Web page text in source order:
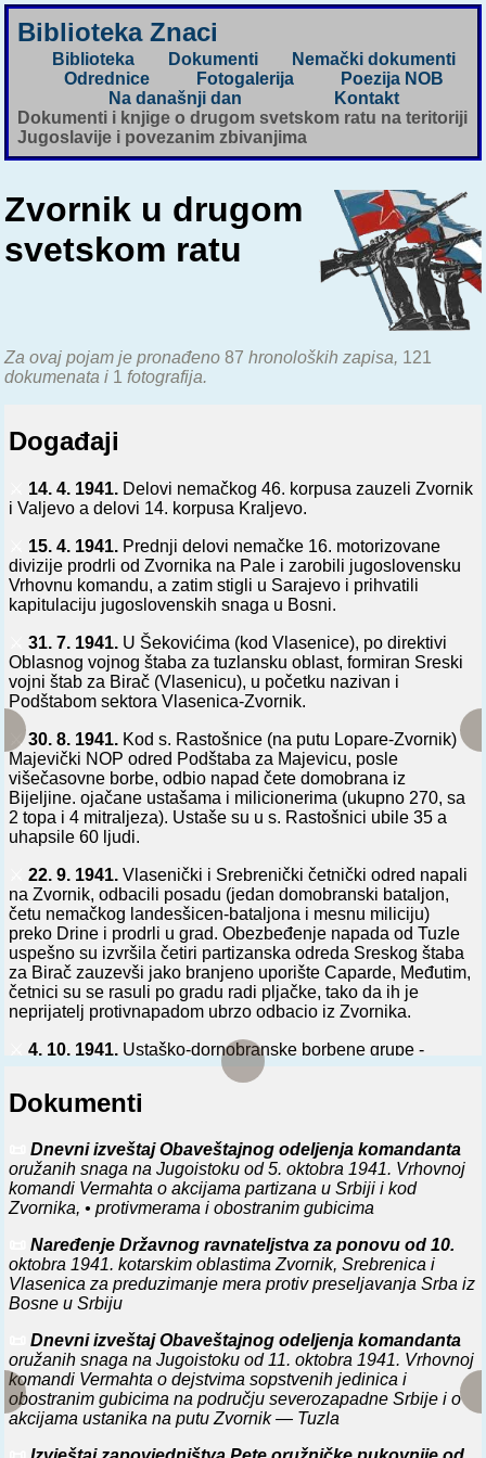
Biblioteka Znaci
Biblioteka Dokumenti
Nemački dokumenti
Odrednice
Fotogalerija
Poezija NOB
Na današnji dan
Kontakt
Dokumenti i knjige o drugom svetskom ratu na teritoriji
Jugoslavije i povezanim zbivanjima
Zvornik u drugom
svetskom ratu
Za ovaj pojam je pronađeno87 hronoloških zapisa, 121
dokumenata i 1 fotografija.
Događaji
14. 4. 1941. Delovi nemačkog 46. korpusa zauzeli Zvornik
i Valjevo a delovi 14. korpusa Kraljevo.
15. 4. 1941. Prednji delovi nemačke 16. motorizovane
divizije prodrli od Zvornika na Pale i zarobili jugoslovensku
Vrhovnu komandu, a zatim stigli u Sarajevo i prihvatili
kapitulaciju jugoslovenskih snaga u Bosni.
31. 7. 1941. U Šekovićima (kod Vlasenice), po direktivi
Oblasnog vojnog štaba za tuzlansku oblast, formiran Sreski
vojni štab za Birač (Vlasenicu), u početku nazivan i
Podštabom sektora Vlasenica-Zvornik.
⚔️ 30. 8. 1941. Kod s. Rastošnice (na putu Lopare-Zvornik)
Majevički NOP odred Podštaba za Majevicu, posle
višečasovne borbe, odbio napad čete domobrana iz
Bijeljine. ojačane ustašama i milicionerima (ukupno 270, sa
2 topa i 4 mitraljeza). Ustaše su u s. Rastošnici ubile 35 a
uhapsile 60 ljudi.
22. 9. 1941. Vlasenički i Srebrenički četnički odred napali
na Zvornik, odbacili posadu (jedan domobranski bataljon,
četu nemačkog landesšicen-bataljona i mesnu miliciju)
preko Drine i prodrli u grad. Obezbeđenje napada od Tuzle
uspešno su izvršila četiri partizanska odreda Sreskog štaba
za Birač zauzevši jako branjeno uporište Caparde, Međutim,
četnici su se rasuli po gradu radi pljačke, tako da ih je
neprijatelj protivnapadom ubrzo odbacio iz Zvornika.
4. 10. 1941. Ustaško-dornobranske borbene grupe -
Krumenaker- i -Grum- potisnule delove Birčanskog NOP
odreda i zauzele s. Caparde (kod Zvornika).
Caparde i potisnule ustaško-domobransku borbenu grupu -
Simić- prema Zvorniku.
⚔️ 3. 1. 1942. Opunomoćeni komandujući general u Srbiji
izdao zapovest za tzv. II neprijateljsku ofanzivu u istočnoj
Bosni protiv glavnine partizanskih snaga VŠ NOP odreda
Jugoslavije: jednovremenim koncentričnim napadom iz
Višegrada, Zvornika, Tuzle i Sarajeva, potisnuti, okružiti i
uništiti ih na prostoriji Vlasenica, Han-Pijesak, s. Žljebovi. Taj
jedan bataljon nemačke 714. pešadijske divizije, sedam
domobranskih bataljona, šest haubičkih diviziona, dve
pionirske i jedna železnička četa i dve eskadrile izviđačke
avijacije. Za početak operacija određen je 15. januar.
Dokumenti
Dnevni izveštaj Obaveštajnog odeljenja komandanta
oružanih snaga na Jugoistoku od 5. oktobra 1941. Vrhovnoj
komandi Vermahta o akcijama partizana u Srbiji i kod
Zvornika, • protivmerama i obostranim gubicima
Naređenje Državnog ravnateljstva za ponovu od 10.
oktobra 1941. kotarskim oblastima Zvornik, Srebrenica i
Vlasenica za preduzimanje mera protiv preseljavanja Srba iz
Bosne u Srbiju
Dnevni izveštaj Obaveštajnog odeljenja komandanta
oružanih snaga na Jugoistoku od 11. oktobra 1941. Vrhovnoj
komandi Vermahta o dejstvima sopstvenih jedinica i
obostranim gubicima na području severozapadne Srbije i o
akcijama ustanika na putu Zvornik — Tuzla